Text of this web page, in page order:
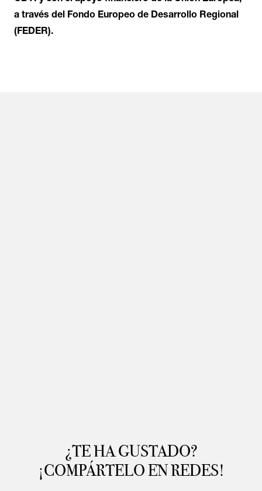
a través del Fondo Europeo de Desarrollo Regional
(FEDER).
¿TE HA GUSTADO?
¡COMPÁRTELO EN REDES!